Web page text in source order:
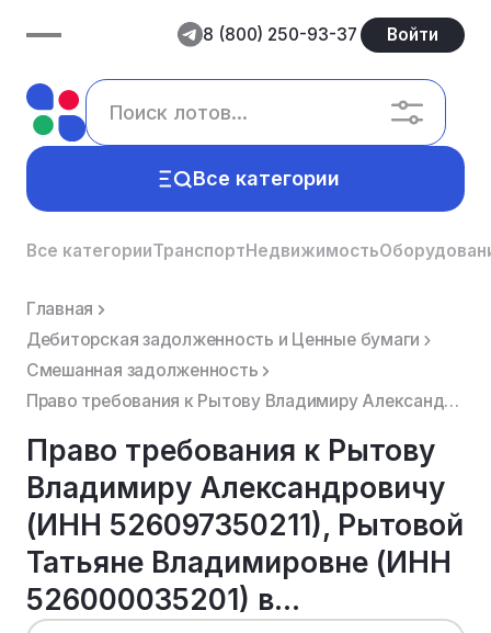
8 (800) 250-93-37 Войти
Все категории
Все категорииТранспортНедвижимость
Главная
Дебиторская задолженность и Ценные бумаги
Смешанная задолженность
Право требования к Рытову Владимиру Александровичу (ИНН 526097350211), Рытовой Татьяне Владимировне ...
Право требования к Рытову
Владимиру Александровичу
(ИНН 526097350211), Рытовой
Татьяне Владимировне (ИНН
526000035201) в...